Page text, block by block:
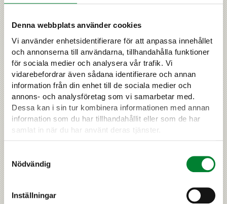
Denna webbplats använder cookies
Vi använder enhetsidentifierare för att anpassa innehållet
och annonserna till användarna, tillhandahålla funktioner
för sociala medier och analysera vår trafik. Vi
vidarebefordrar även sådana identifierare och annan
information från din enhet till de sociala medier och
annons- och analysföretag som vi samarbetar med.
Dessa kan i sin tur kombinera informationen med annan
information som du har tillhandahållit eller som de har
samlat in när du har använt deras tjänster.
Nödvändig
Inställningar
i nordiska länder
SKANDULV - Forskning om vargar i Skandinavien.
SKANDULV arbetar med grundvetenskapliga och
tillämpade frågeställningar kring vargens ekologi och
förvaltning. De huvudsakliga frågorna berör vargens
populationsdynamik, rörelsemönster, genetik och
ekosystemeffekter.